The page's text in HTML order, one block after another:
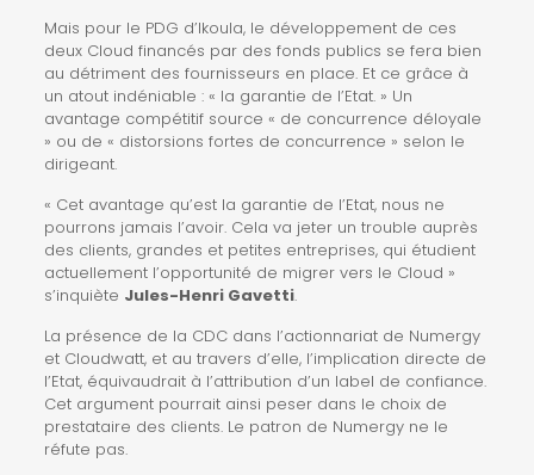
Mais pour le PDG d’Ikoula, le développement de ces
deux Cloud financés par des fonds publics se fera bien
au détriment des fournisseurs en place. Et ce grâce à
un atout indéniable : « la garantie de l’Etat. » Un
avantage compétitif source « de concurrence déloyale
» ou de « distorsions fortes de concurrence » selon le
dirigeant.
« Cet avantage qu’est la garantie de l’Etat, nous ne
pourrons jamais l’avoir. Cela va jeter un trouble auprès
des clients, grandes et petites entreprises, qui étudient
actuellement l’opportunité de migrer vers le Cloud »
s’inquiète Jules-Henri Gavetti.
La présence de la CDC dans l’actionnariat de Numergy
et Cloudwatt, et au travers d’elle, l’implication directe de
l’Etat, équivaudrait à l’attribution d’un label de confiance.
Cet argument pourrait ainsi peser dans le choix de
prestataire des clients. Le patron de Numergy ne le
réfute pas.